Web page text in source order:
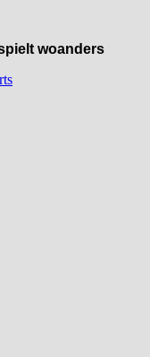
woanders